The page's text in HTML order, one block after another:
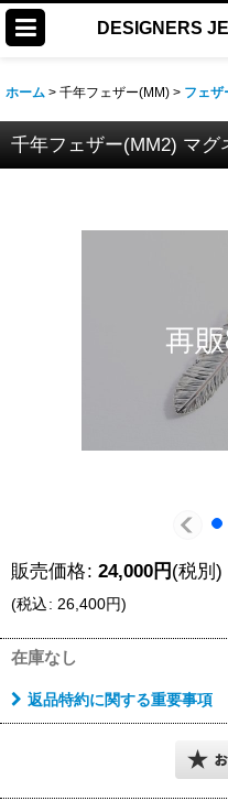
DESIGNERS
ホーム > 千年フェザー(MM) > フェザ
千年フェザー(MM2) マグ
販売価格: 24,000円 (税別)
(税込: 26,400円)
在庫なし
返品特約に関する重要事項